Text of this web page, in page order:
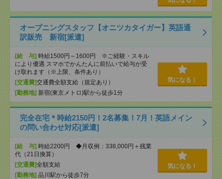
オープニングスタッフ【オニツカタイガー】英語通
訳販売 新宿[派遣]
[給 与] 時給1500円～1600円 ※ご経験・スキル
により優遇 スマホでかんたんに前払いで給与が受
け取れます（※上限、条件あり）
[交通費]交通費全額支給（規定あり）
[勤務地] 新宿(東京メトロ)駅から徒歩1分
気になる！
完全在宅＊時給2150円！2名募集！7月！英語メイン
の問い合わせ対応[派遣]
[給 与] 時給2200円 ◆月収例：338,000円＋残業
代（21日換算）
[交通費]全額支給
[勤務地] 品川駅から徒歩7分
気になる！